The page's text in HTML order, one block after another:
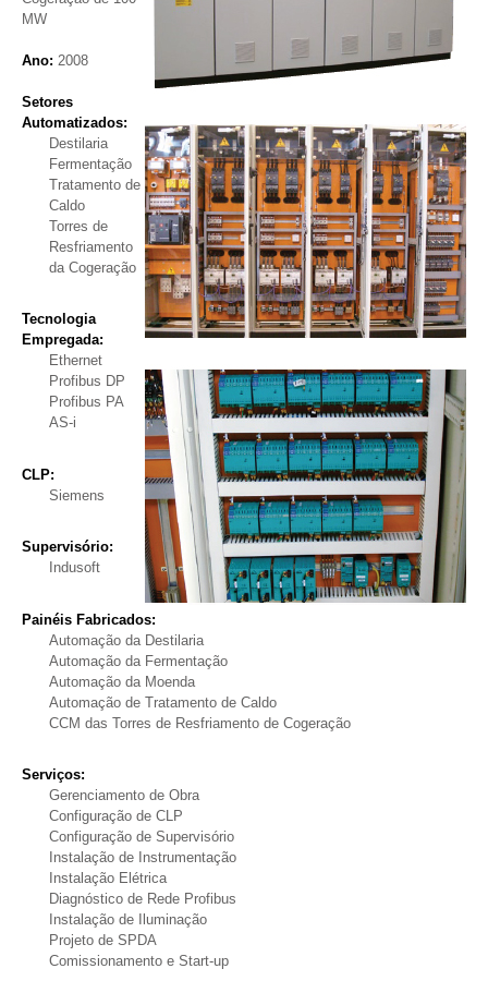
MW
Ano: 2008
Setores
Automatizados:
Destilaria
Fermentação
Tratamento de
Caldo
Torres de
Resfriamento
da Cogeração
Tecnologia
Empregada:
Ethernet
Profibus DP
Profibus PA
AS-i
CLP:
Siemens
Supervisório:
Indusoft
Painéis Fabricados:
Automação da Destilaria
Automação da Fermentação
Automação da Moenda
Automação de Tratamento de Caldo
CCM das Torres de Resfriamento de Cogeração
Serviços:
Gerenciamento de Obra
Configuração de CLP
Configuração de Supervisório
Instalação de Instrumentação
Instalação Elétrica
Diagnóstico de Rede Profibus
Instalação de Iluminação
Projeto de SPDA
Comissionamento e Start-up